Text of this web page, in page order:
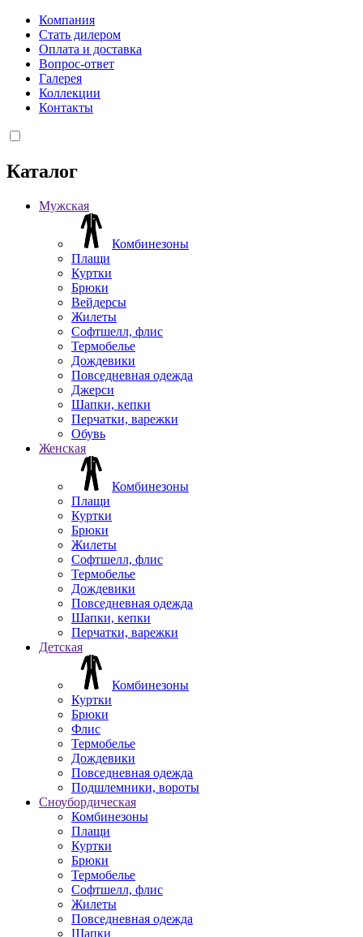
Компания
Стать дилером
Оплата и доставка
Вопрос-ответ
Галерея
Коллекции
Контакты
Каталог
Мужская
Комбинезоны
Плащи
Куртки
Брюки
Вейдерсы
Жилеты
Софтшелл, флис
Термобелье
Дождевики
Повседневная одежда
Джерси
Шапки, кепки
Перчатки, варежки
Обувь
Женская
Комбинезоны
Плащи
Куртки
Брюки
Жилеты
Софтшелл, флис
Термобелье
Дождевики
Повседневная одежда
Шапки, кепки
Перчатки, варежки
Детская
Комбинезоны
Куртки
Брюки
Флис
Термобелье
Дождевики
Повседневная одежда
Подшлемники, вороты
Сноубордическая
Комбинезоны
Плащи
Куртки
Брюки
Термобелье
Софтшелл, флис
Жилеты
Повседневная одежда
Шапки